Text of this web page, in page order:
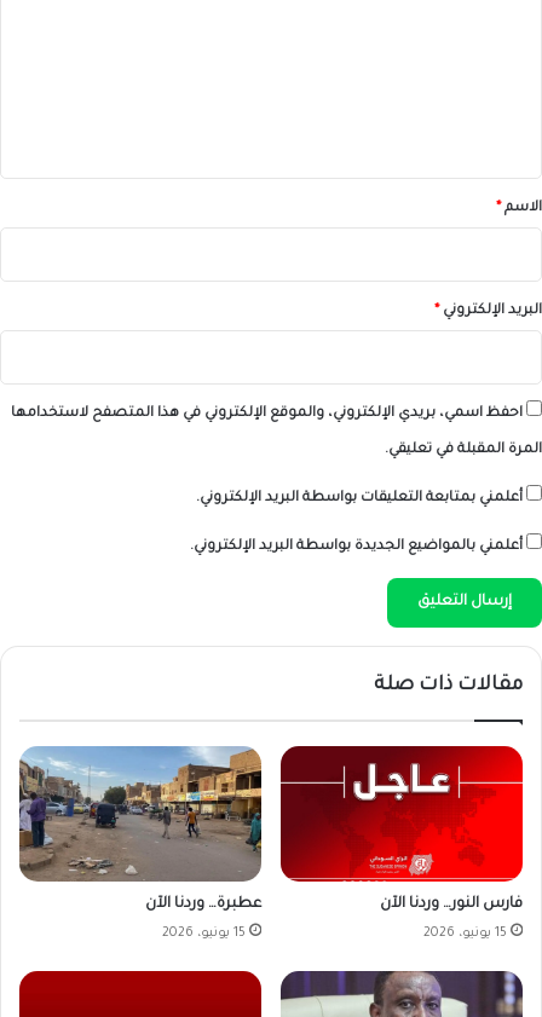
*الاسم*
البريد الإلكتروني*
احفظ اسمي، بريدي الإلكتروني، والموقع الإلكتروني في هذا المتصفح لاستخدامها
المرة المقبلة في تعليقي.
أعلمني بمتابعة التعليقات بواسطة البريد الإلكتروني.
أعلمني بالمواضيع الجديدة بواسطة البريد الإلكتروني.
مقالات ذات صلة
فارس النور… وردنا الآن
15 يونيو، 2026
عطبرة… وردنا الآن
15 يونيو، 2026